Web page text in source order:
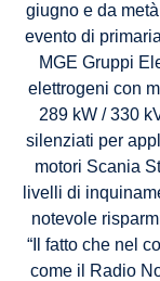
giugno e da
evento di
MGE Gruppi
elettrogeni con
289 kW / 330
silenziati per
motori Scania
livelli di
notevole
“Il fatto che nel
come il Radio